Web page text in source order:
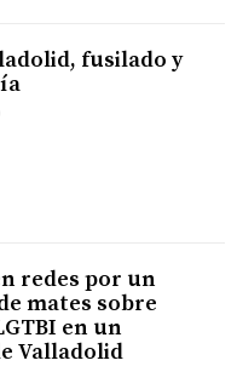
fusilado y
redes por un
mates sobre
en un
Valladolid